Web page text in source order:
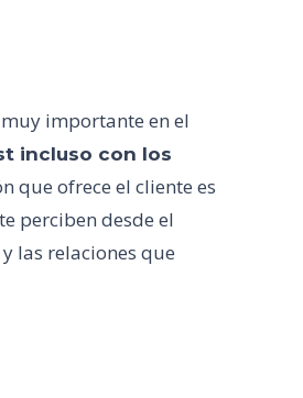
importante en el
incluso con los
que ofrece el cliente es
perciben desde el
las relaciones que